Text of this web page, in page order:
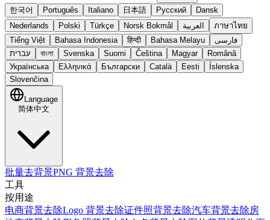
한국어 Português Italiano 日本語 Русский
Dansk
Nederlands
Polski Türkçe Norsk Bokmål العربية
ภาษาไทย
Tiếng Việt
Bahasa Indonesia हिन्दी Bahasa Melayu
فارسی
עברית
বাংলা Svenska Suomi Čeština Magyar
Română
Українська
Ελληνικά Български Català Eesti
Íslenska
Slovenčina
Language
简体中文
批量去背景PNG 背景去除
工具
按用途
电商背景去除Logo 背景去除证件照背景去除汽车背景去除房